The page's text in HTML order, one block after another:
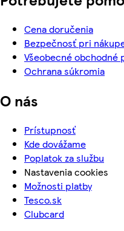
Cena doručenia
Bezpečnosť pri
Všeobecné obchodné
Ochrana súkromia
O nás
Prístupnosť
Kde dovážame
Poplatok za službu
Nastavenia cookies
Možnosti platby
Tesco.sk
Clubcard